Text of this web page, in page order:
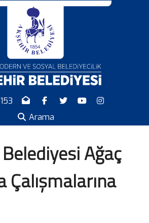
Arama
Ağaç
Çalışmalarına